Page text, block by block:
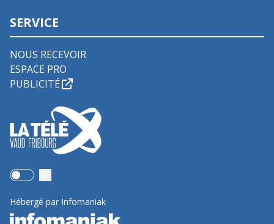
SERVICE
NOUS RECEVOIR
ESPACE PRO
PUBLICITÉ
Use setting
Hébergé par Infomaniak